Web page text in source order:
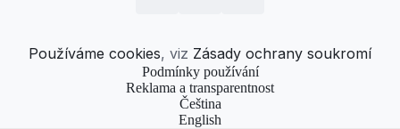
Používáme cookies, viz Zásady ochrany soukromí
Podmínky používání
Reklama a transparentnost
Čeština
English